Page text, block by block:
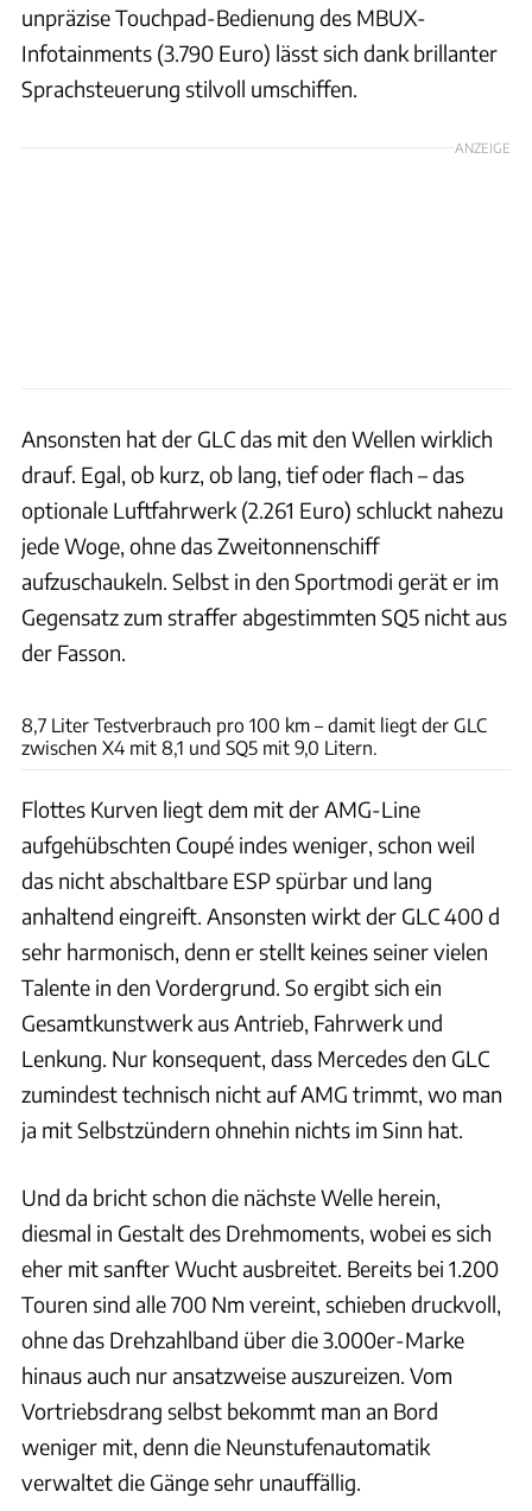
unpräzise Touchpad-Bedienung des MBUX-
Infotainments (3.790 Euro) lässt sich dank brillanter
Sprachsteuerung stilvoll umschiffen.
ANZEIGE
Ansonsten hat der GLC das mit den Wellen wirklich
drauf. Egal, ob kurz, ob lang, tief oder flach – das
optionale Luftfahrwerk (2.261 Euro) schluckt nahezu
jede Woge, ohne das Zweitonnenschiff
aufzuschaukeln. Selbst in den Sportmodi gerät er im
Gegensatz zum straffer abgestimmten SQ5 nicht aus
der Fasson.
8,7 Liter Testverbrauch pro 100 km – damit liegt der GLC
zwischen X4 mit 8,1 und SQ5 mit 9,0 Litern.
Flottes Kurven liegt dem mit der AMG-Line
aufgehübschten Coupé indes weniger, schon weil
das nicht abschaltbare ESP spürbar und lang
anhaltend eingreift. Ansonsten wirkt der GLC 400 d
sehr harmonisch, denn er stellt keines seiner vielen
Talente in den Vordergrund. So ergibt sich ein
Gesamtkunstwerk aus Antrieb, Fahrwerk und
Lenkung. Nur konsequent, dass Mercedes den GLC
zumindest technisch nicht auf AMG trimmt, wo man
ja mit Selbstzündern ohnehin nichts im Sinn hat.
Und da bricht schon die nächste Welle herein,
diesmal in Gestalt des Drehmoments, wobei es sich
eher mit sanfter Wucht ausbreitet. Bereits bei 1.200
Touren sind alle 700 Nm vereint, schieben druckvoll,
ohne das Drehzahlband über die 3.000er-Marke
hinaus auch nur ansatzweise auszureizen. Vom
Vortriebsdrang selbst bekommt man an Bord
weniger mit, denn die Neunstufenautomatik
verwaltet die Gänge sehr unauffällig.